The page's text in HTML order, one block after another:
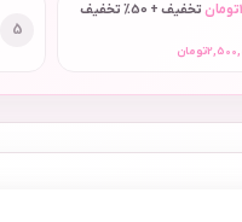
تومان
تخفیف + 50٪ تخفیف
تومان
5